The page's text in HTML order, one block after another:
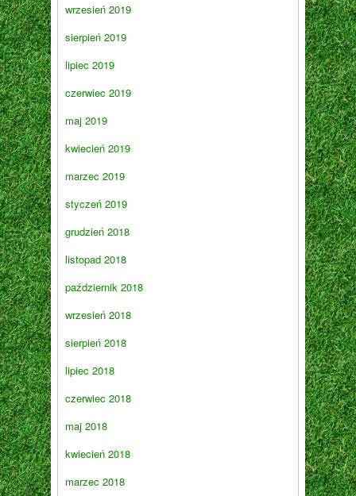
wrzesień 2019
sierpień 2019
lipiec 2019
czerwiec 2019
maj 2019
kwiecień 2019
marzec 2019
styczeń 2019
grudzień 2018
listopad 2018
październik 2018
wrzesień 2018
sierpień 2018
lipiec 2018
czerwiec 2018
maj 2018
kwiecień 2018
marzec 2018